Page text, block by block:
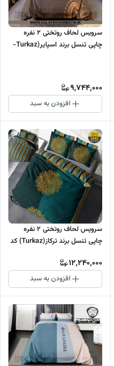
سرویس لحاف روتختی 2 نفره
چاپی تنسل برند اسپایر(Turkaz-
9,744,000
افزودن به سبد
سرویس لحاف روتختی 2 نفره
چاپی تنسل برند ترکاز(Turkaz) کد
12,240,000
افزودن به سبد